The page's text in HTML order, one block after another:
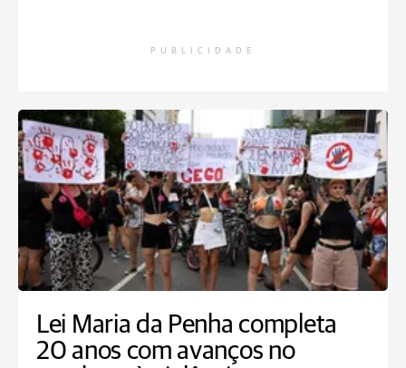
PUBLICIDADE
Lei Maria da Penha completa
20 anos com avanços no